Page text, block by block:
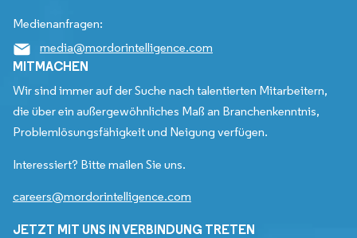
Medienanfragen:
media@mordorintelligence.com
MITMACHEN
Wir sind immer auf der Suche nach talentierten Mitarbeitern,
die über ein außergewöhnliches Maß an Branchenkenntnis,
Problemlösungsfähigkeit und Neigung verfügen.
Interessiert? Bitte mailen Sie uns.
careers@mordorintelligence.com
JETZT MIT UNS IN VERBINDUNG TRETEN